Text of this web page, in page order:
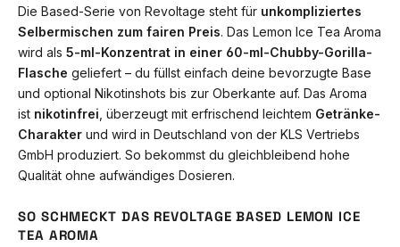
Die Based-Serie von Revoltage steht für unkompliziertes
Selbermischen zum fairen Preis. Das Lemon Ice Tea Aroma
wird als 5-ml-Konzentrat in einer 60-ml-Chubby-Gorilla-
Flasche geliefert – du füllst einfach deine bevorzugte Base
und optional Nikotinshots bis zur Oberkante auf. Das Aroma
ist nikotinfrei , überzeugt mit erfrischend leichtem Getränke-
Charakter und wird in Deutschland von der KLS Vertriebs
GmbH produziert. So bekommst du gleichbleibend hohe
Qualität ohne aufwändiges Dosieren.
SO SCHMECKT DAS REVOLTAGE BASED LEMON ICE
TEA AROMA